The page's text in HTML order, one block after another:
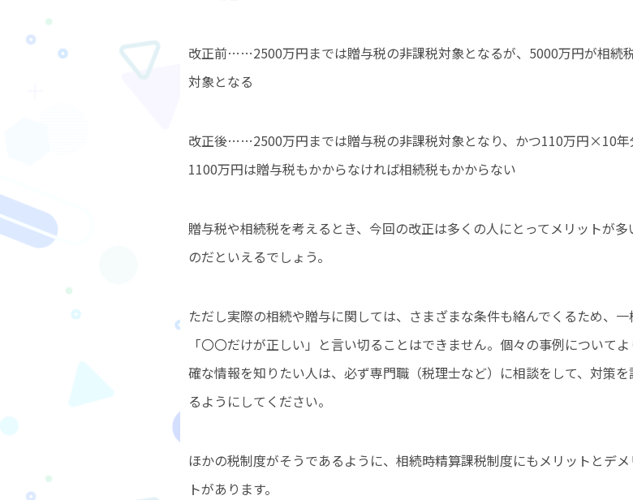
改正前……2500万円までは贈与税の非課税対象となるが、5000万円が相続
対象となる
改正後……2500万円までは贈与税の非課税対象となり、かつ110万円×10年
1100万円は贈与税もかからなければ相続税もかからない
贈与税や相続税を考えるとき、今回の改正は多くの人にとってメリットが多
のだといえるでしょう。
ただし実際の相続や贈与に関しては、さまざまな条件も絡んでくるため、一
「〇〇だけが正しい」と言い切ることはできません。個々の事例について
確な情報を知りたい人は、必ず専門職（税理士など）に相談をして、対策を
るようにしてください。
ほかの税制度がそうであるように、相続時精算課税制度にもメリットとデメ
トがあります。